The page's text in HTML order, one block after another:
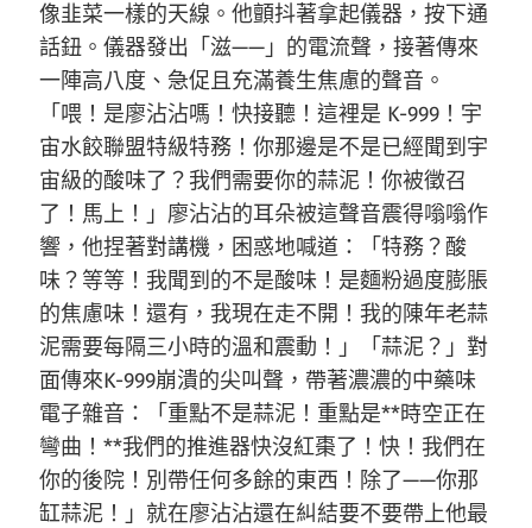
像韭菜一樣的天線。他顫抖著拿起儀器，按下通
話鈕。儀器發出「滋——」的電流聲，接著傳來
一陣高八度、急促且充滿養生焦慮的聲音。
「喂！是廖沾沾嗎！快接聽！這裡是 K-999！宇
宙水餃聯盟特級特務！你那邊是不是已經聞到宇
宙級的酸味了？我們需要你的蒜泥！你被徵召
了！馬上！」廖沾沾的耳朵被這聲音震得嗡嗡作
響，他捏著對講機，困惑地喊道：「特務？酸
味？等等！我聞到的不是酸味！是麵粉過度膨脹
的焦慮味！還有，我現在走不開！我的陳年老蒜
泥需要每隔三小時的溫和震動！」「蒜泥？」對
面傳來K-999崩潰的尖叫聲，帶著濃濃的中藥味
電子雜音：「重點不是蒜泥！重點是**時空正在
彎曲！**我們的推進器快沒紅棗了！快！我們在
你的後院！別帶任何多餘的東西！除了——你那
缸蒜泥！」就在廖沾沾還在糾結要不要帶上他最